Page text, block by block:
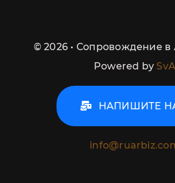
©2026 • Сопровождение в
Powered by SvA
НАПИШИТЕ